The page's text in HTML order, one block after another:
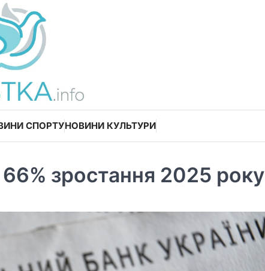
СПОРТУНОВИНИ КУЛЬТУРИ
зростання 2025 року